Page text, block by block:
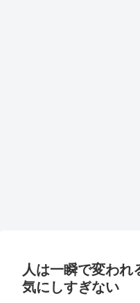
人は一瞬で変われ
気にしすぎない